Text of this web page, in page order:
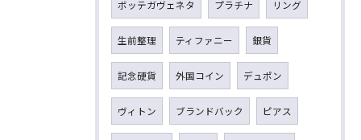
ボッテガヴェネタ プラチナ リング
生前整理 ティファニー 銀貨
記念硬貨 外国コイン デュポン
ヴィトン ブランドバック ピアス